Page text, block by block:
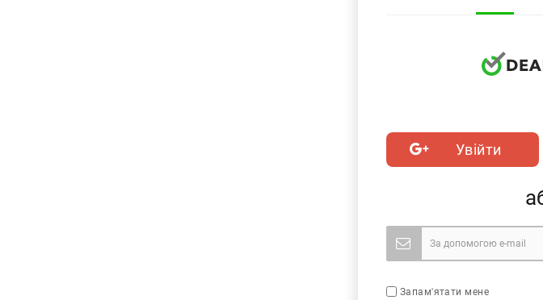
Увійти
Запам'ятати мене